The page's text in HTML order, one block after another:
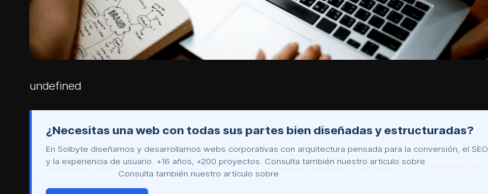
undefined
¿Necesitas una web con todas sus partes bien diseñadas y estructuradas?
En Solbyte diseñamos y desarrollamos webs corporativas con arquitectura pensada para la conversión, el SEO
y la experiencia de usuario. +16 años, +200 proyectos. Consulta también nuestro artículo sobre
. Consulta también nuestro artículo sobre .